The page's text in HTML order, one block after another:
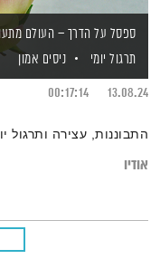
ספסל על הדרך – העולם
תרגול יומי
ניסים אמון
13.08.24
00:17:14
התבוננות, עצירה ותרגול
אודיו